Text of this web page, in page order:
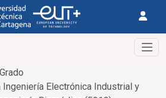
Ingeniería Electrónica Industrial y